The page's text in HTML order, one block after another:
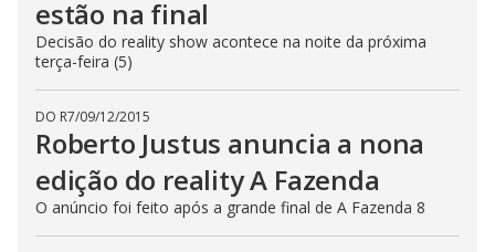
estão na final
Decisão do reality show acontece na noite da próxima
terça-feira (5)
DO R7/09/12/2015
Roberto Justus anuncia a nona
edição do reality A Fazenda
O anúncio foi feito após a grande final de A Fazenda 8